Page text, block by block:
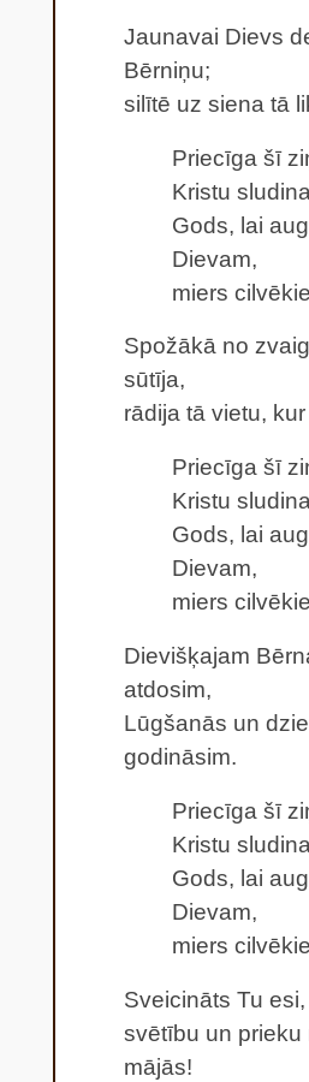
Jaunavai Dievs
Bērniņu;
silītē uz siena tā
Priecīga šī
Kristu
Gods, lai
Dievam,
miers
Spožākā no
sūtīja,
rādija tā vietu,
Priecīga šī
Kristu
Gods, lai
Dievam,
miers
Dievišķajam
atdosim,
Lūgšanās un
godināsim.
Priecīga šī
Kristu
Gods, lai
Dievam,
miers
Sveicināts Tu
svētību un prieku
mājās!